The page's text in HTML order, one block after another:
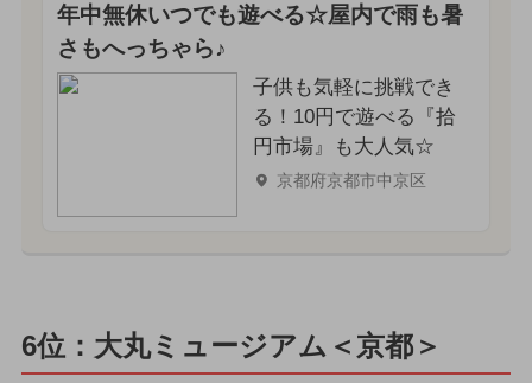
年中無休いつでも遊べる☆屋内で雨も暑
さもへっちゃら♪
子供も気軽に挑戦でき
る！10円で遊べる『拾
円市場』も大人気☆
京都府京都市中京区
6位：大丸ミュージアム＜京都＞